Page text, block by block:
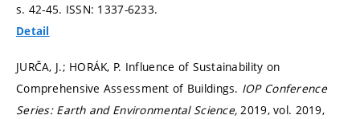
s. 42-45. ISSN: 1337-6233.
Detail
JURČA, J.; HORÁK, P. Influence of Sustainability on
Comprehensive Assessment of Buildings. IOP Conference
Series: Earth and Environmental Science,2019, vol. 2019,